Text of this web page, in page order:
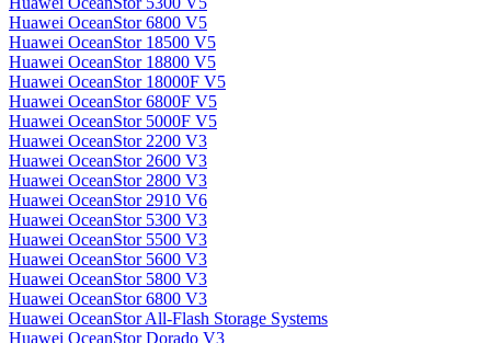
Huawei OceanStor 6800 V5
Huawei OceanStor 18500 V5
Huawei OceanStor 18800 V5
Huawei OceanStor 18000F V5
Huawei OceanStor 6800F V5
Huawei OceanStor 5000F V5
Huawei OceanStor 2200 V3
Huawei OceanStor 2600 V3
Huawei OceanStor 2800 V3
Huawei OceanStor 2910 V6
Huawei OceanStor 5300 V3
Huawei OceanStor 5500 V3
Huawei OceanStor 5600 V3
Huawei OceanStor 5800 V3
Huawei OceanStor 6800 V3
Huawei OceanStor All-Flash Storage Systems
Huawei OceanStor Dorado V3